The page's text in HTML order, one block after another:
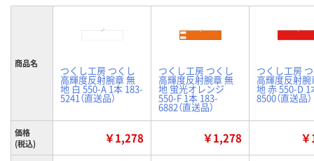
商品名
つくし工房 つくし
高輝度反射腕章 無
地 白 550-A 1本 183-
5241（直送品）
つくし工房 つくし
高輝度反射腕章 無
地 蛍光オレンジ
550-F 1本 183-
6882（直送品）
つくし工房
高輝度反射腕
地 赤 550-D 1
8500（直送品）
価格
(税込)
￥1,278 ￥1,278